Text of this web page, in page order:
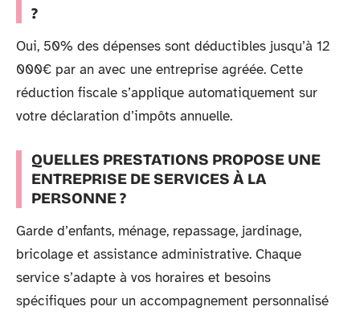
?
Oui, 50% des dépenses sont déductibles jusqu’à 12
000€ par an avec une entreprise agréée. Cette
réduction fiscale s’applique automatiquement sur
votre déclaration d’impôts annuelle.
QUELLES PRESTATIONS PROPOSE UNE
ENTREPRISE DE SERVICES À LA
PERSONNE ?
Garde d’enfants, ménage, repassage, jardinage,
bricolage et assistance administrative. Chaque
service s’adapte à vos horaires et besoins
spécifiques pour un accompagnement personnalisé